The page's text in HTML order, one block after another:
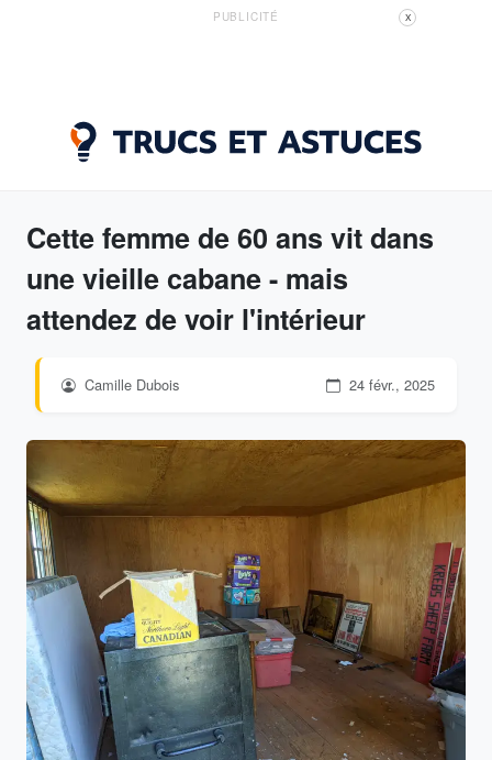
PUBLICITÉ X
Cette femme de 60 ans vit dans
une vieille cabane - mais
attendez de voir l'intérieur
Camille Dubois 24 févr., 2025